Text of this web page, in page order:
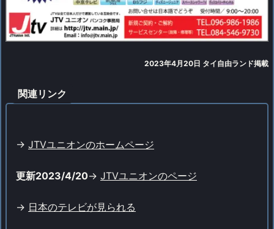
2023年4月20日 タイ自由ランド掲載
関連リンク
-> JTVユニオンのホームページ
更新2023/4/20-> JTVユニオンのページ
-> 日本のテレビが見られる